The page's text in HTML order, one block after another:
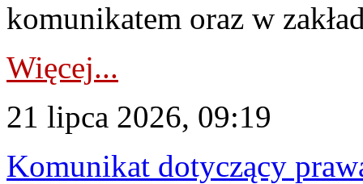
komunikatem oraz w
Więcej...
21 lipca 2026, 09:19
Komunikat dotyczący